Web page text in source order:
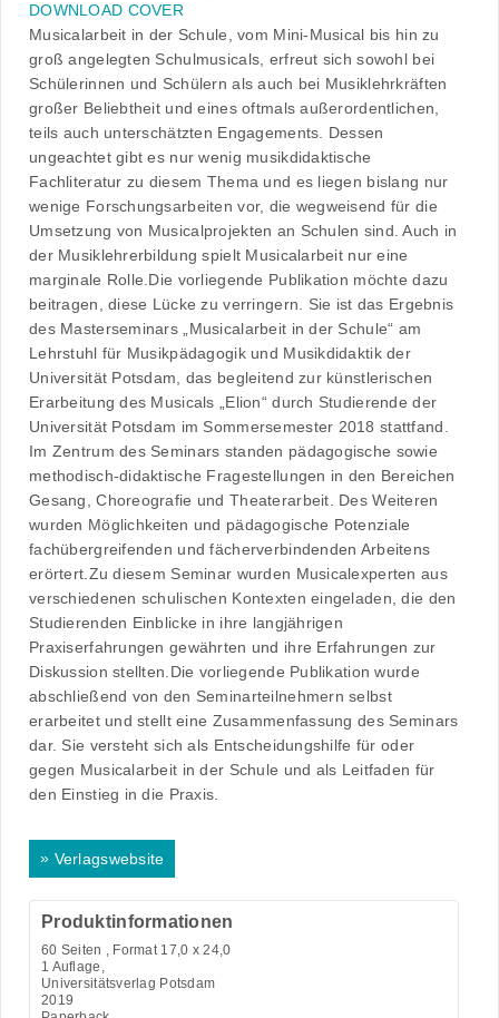
DOWNLOAD COVER
Musicalarbeit in der Schule, vom Mini-Musical bis hin zu
groß angelegten Schulmusicals, erfreut sich sowohl bei
Schülerinnen und Schülern als auch bei Musiklehrkräften
großer Beliebtheit und eines oftmals außerordentlichen,
teils auch unterschätzten Engagements. Dessen
ungeachtet gibt es nur wenig musikdidaktische
Fachliteratur zu diesem Thema und es liegen bislang nur
wenige Forschungsarbeiten vor, die wegweisend für die
Umsetzung von Musicalprojekten an Schulen sind. Auch in
der Musiklehrerbildung spielt Musicalarbeit nur eine
marginale Rolle.Die vorliegende Publikation möchte dazu
beitragen, diese Lücke zu verringern. Sie ist das Ergebnis
des Masterseminars „Musicalarbeit in der Schule“ am
Lehrstuhl für Musikpädagogik und Musikdidaktik der
Universität Potsdam, das begleitend zur künstlerischen
Erarbeitung des Musicals „Elion“ durch Studierende der
Universität Potsdam im Sommersemester 2018 stattfand.
Im Zentrum des Seminars standen pädagogische sowie
methodisch-didaktische Fragestellungen in den Bereichen
Gesang, Choreografie und Theaterarbeit. Des Weiteren
wurden Möglichkeiten und pädagogische Potenziale
fachübergreifenden und fächerverbindenden Arbeitens
erörtert.Zu diesem Seminar wurden Musicalexperten aus
verschiedenen schulischen Kontexten eingeladen, die den
Studierenden Einblicke in ihre langjährigen
Praxiserfahrungen gewährten und ihre Erfahrungen zur
Diskussion stellten.Die vorliegende Publikation wurde
abschließend von den Seminarteilnehmern selbst
erarbeitet und stellt eine Zusammenfassung des Seminars
dar. Sie versteht sich als Entscheidungshilfe für oder
gegen Musicalarbeit in der Schule und als Leitfaden für
den Einstieg in die Praxis.
» Verlagswebsite
Produktinformationen
60 Seiten , Format 17,0 x 24,0
1 Auflage,
Universitätsverlag Potsdam
2019